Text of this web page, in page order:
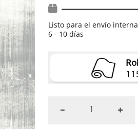
Listo para el envío
6 - 10 días